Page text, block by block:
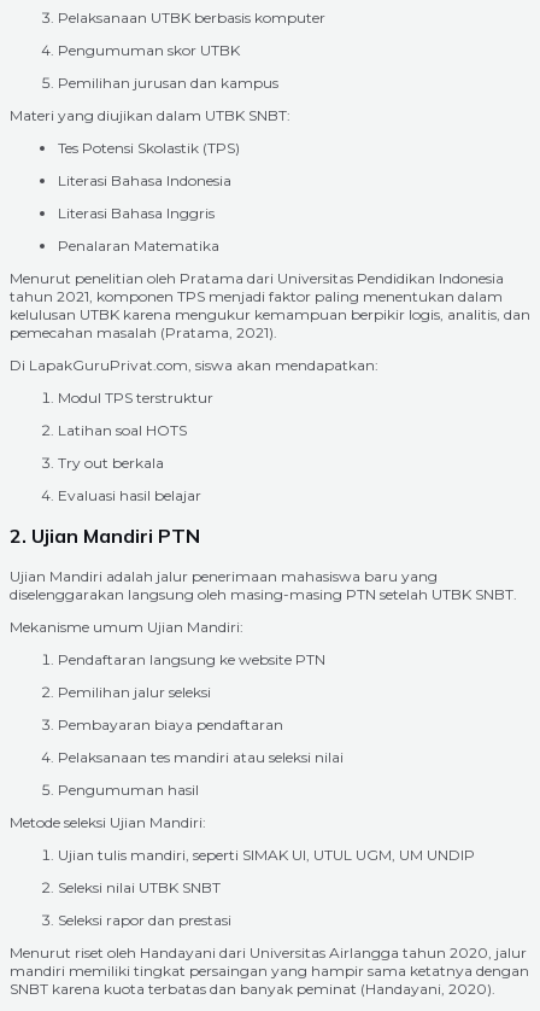
Pelaksanaan UTBK berbasis komputer
Pengumuman skor UTBK
Pemilihan jurusan dan kampus
Materi yang diujikan dalam UTBK SNBT:
Tes Potensi Skolastik (TPS)
Literasi Bahasa Indonesia
Literasi Bahasa Inggris
Penalaran Matematika
Menurut penelitian oleh Pratama dari Universitas Pendidikan Indonesia
tahun 2021, komponen TPS menjadi faktor paling menentukan dalam
kelulusan UTBK karena mengukur kemampuan berpikir logis, analitis, dan
pemecahan masalah (Pratama, 2021).
Di LapakGuruPrivat.com, siswa akan mendapatkan:
Modul TPS terstruktur
Latihan soal HOTS
Try out berkala
Evaluasi hasil belajar
2. Ujian Mandiri PTN
Ujian Mandiri adalah jalur penerimaan mahasiswa baru yang
diselenggarakan langsung oleh masing-masing PTN setelah UTBK SNBT.
Mekanisme umum Ujian Mandiri:
Pendaftaran langsung ke website PTN
Pemilihan jalur seleksi
Pembayaran biaya pendaftaran
Pelaksanaan tes mandiri atau seleksi nilai
Pengumuman hasil
Metode seleksi Ujian Mandiri:
Ujian tulis mandiri, seperti SIMAK UI, UTUL UGM, UM UNDIP
Seleksi nilai UTBK SNBT
Seleksi rapor dan prestasi
Menurut riset oleh Handayani dari Universitas Airlangga tahun 2020, jalur
mandiri memiliki tingkat persaingan yang hampir sama ketatnya dengan
SNBT karena kuota terbatas dan banyak peminat (Handayani, 2020).